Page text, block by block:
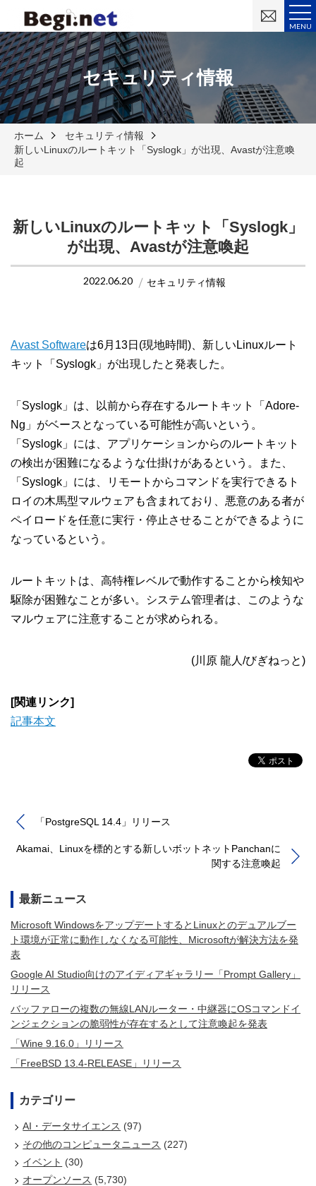
MENU
い
セキュリティ情報
ホーム
セキュリティ情報
新しいLinuxのルートキット「Syslogk」が出現、Avastが注意喚
起
新しいLinuxのルートキット「Syslogk」
が出現、Avastが注意喚起
2022.06.20 セキュリティ情報
Avast Softwareは6月13日(現地時間)、新しいLinuxルート
キット「Syslogk」が出現したと発表した。
「Syslogk」は、以前から存在するルートキット「Adore-
Ng」がベースとなっている可能性が高いという。
「Syslogk」には、アプリケーションからのルートキット
の検出が困難になるような仕掛けがあるという。また、
「Syslogk」には、リモートからコマンドを実行できるト
ロイの木馬型マルウェアも含まれており、悪意のある者が
ペイロードを任意に実行・停止させることができるように
なっているという。
ルートキットは、高特権レベルで動作することから検知や
駆除が困難なことが多い。システム管理者は、このような
マルウェアに注意することが求められる。
(川原 龍人/びぎねっと)
[関連リンク]
記事本文
「PostgreSQL 14.4」リリース
Akamai、Linuxを標的とする新しいボットネットPanchanに
関する注意喚起
最新ニュース
Microsoft WindowsをアップデートするとLinuxとのデュアルブー
ト環境が正常に動作しなくなる可能性、Microsoftが解決方法を発
表
Google AI Studio向けのアイディアギャラリー「Prompt Gallery」
リリース
バッファローの複数の無線LANルーター・中継器にOSコマンドイ
ンジェクションの脆弱性が存在するとして注意喚起を発表
「Wine 9.16.0」リリース
「FreeBSD 13.4-RELEASE」リリース
カテゴリー
AI・データサイエンス (97)
その他のコンピュータニュース (227)
イベント (30)
オープンソース (5,730)